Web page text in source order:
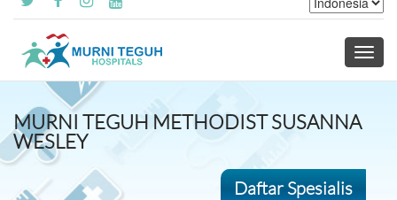
Toggle
MURNI TEGUH METHODIST SUSANNA
WESLEY
Daftar Spesialis